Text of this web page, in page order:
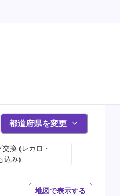
都道府県を変更
換 (レカロ・
込み)
地図で表示する